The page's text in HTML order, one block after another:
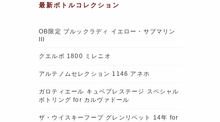
最新ボトルコレクション
OB限定 ブルックラディ イエロー・サブマリン
クエルボ 1800 ミレニオ
アルテノムセレクション 1146 アネホ
ガロティエール キュベプレステージ スペシャル
ボトリング for カルヴァドール
ザ・ウイスキーフープ グレンリベット 14年 for